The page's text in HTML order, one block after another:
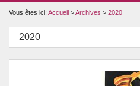
Archives
Associations
Vous êtes ici: Accueil >Archives > 2020
2020